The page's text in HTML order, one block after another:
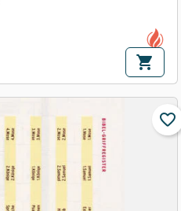
shopping_cart
favorite_border